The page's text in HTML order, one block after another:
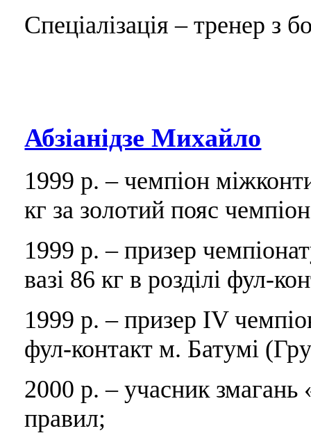
Спеціалізація – тренер з
Абзіанідзе Михайло
1999 р. – чемпіон
кг за золотий пояс
1999 р. – призер
вазі 86 кг в розділі фул-
1999 р. – призер IV
фул-контакт м. Батумі
2000 р. – учасник змагань
правил;